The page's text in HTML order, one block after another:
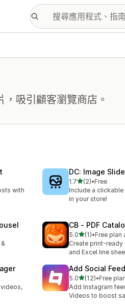
吸引顧客瀏覽商店。
with
DC: Image
1.7滿分 5 顆星
(2)
共有 2 則評價
•Free
Include a
in your store!
CB ‑ PDF
5.0滿分 5 顆星
(1)
共有 1 則評價
•Free plan
Create print-
and Excel line
Add Social
5.0滿分 5 顆星
(12)
共有 12 則評價
•Free
Add Instagram
Videos to boost